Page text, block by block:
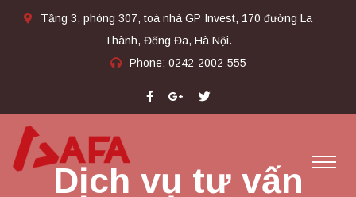
Tầng 3, phòng 307, toà nhà GP Invest, 170 đường La
Thành, Đống Đa, Hà Nội.
Phone: 0242-2002-555​
Dịch vụ tư vấn